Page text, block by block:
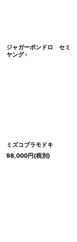
ジャガーポンドロ セミ
ヤング♀
ミズコブラモドキ
98,000円(税別)